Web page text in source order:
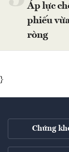
Áp lực
phiếu
ròng
}
Chứng